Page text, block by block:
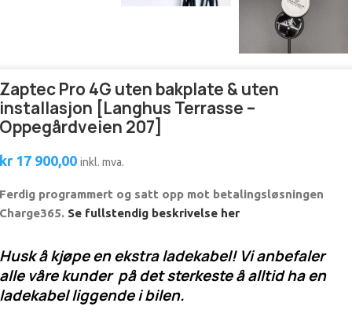
Zaptec Pro 4G uten bakplate & uten
installasjon [Langhus Terrasse –
Oppegårdveien 207]
kr 17 900,00 inkl. mva.
Ferdig programmert og satt opp mot betalingsløsningen
Charge365. Se fullstendig beskrivelse her
Husk å kjøpe en ekstra ladekabel! Vi anbefaler
alle våre kunder på det sterkeste å alltid ha en
ladekabel liggende i bilen.